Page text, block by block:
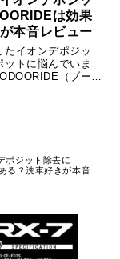
は効果
本音レビュー
たイオンデポジッ
ットに悩んでいま
（ブード
ポジット除去に
る？洗車好きが本音